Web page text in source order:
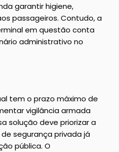
garantir higiene,
passageiros. Contudo, a
em questão conta
administrativo no
tem o prazo máximo de
vigilância armada
solução deve priorizar a
segurança privada já
pública. O